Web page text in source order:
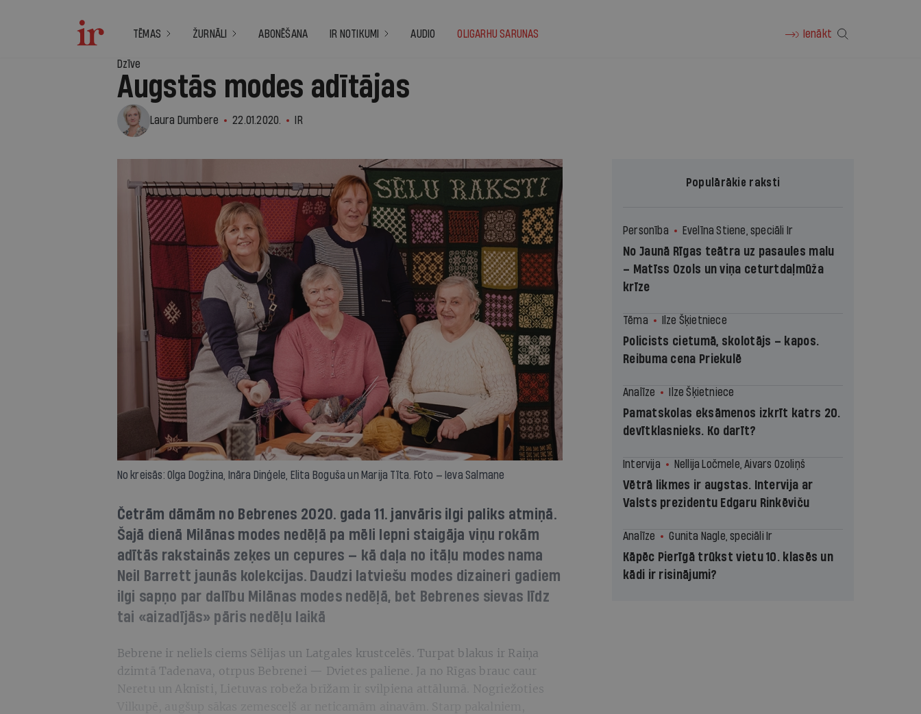
TĒMAS ŽURNĀLI ABONĒŠANA IR NOTIKUMI AUDIO OLIGARHU SARUNAS Ienākt
Dzīve
Augstās modes adītājas
Laura Dumbere 22.01.2020. IR
No kreisās: Olga Dogžina, Ināra Dinģele, Elita Boguša un Marija Tīta. Foto — Ieva Salmane
Četrām dāmām no Bebrenes 2020. gada 11. janvāris ilgi paliks atmiņā.
Šajā dienā Milānas modes nedēļā pa mēli lepni staigāja viņu rokām
adītās rakstainās zeķes un cepures — kā daļa no itāļu modes nama
Neil Barrett jaunās kolekcijas. Daudzi latviešu modes dizaineri gadiem
ilgi sapņo par dalību Milānas modes nedēļā, bet Bebrenes sievas līdz
tai «aizadījās» pāris nedēļu laikā
Bebrene ir neliels ciems Sēlijas un Latgales krustcelēs. Turpat blakus ir Raiņa
dzimtā Tadenava, otrpus Bebrenei — Dvietes paliene. Ja no Rīgas brauc caur
Neretu un Aknīsti, Lietuvas robeža brīžam ir svilpiena attālumā. Nogriežoties
Populārākie raksti
Personība Evelīna Stiene, speciāli Ir
No Jaunā Rīgas teātra uz pasaules malu
– Matīss Ozols un viņa ceturtdaļmūža
krīze
Tēma Ilze Šķietniece
Policists cietumā, skolotājs – kapos.
Reibuma cena Priekulē
Analīze Ilze Šķietniece
Pamatskolas eksāmenos izkrīt katrs 20.
devītklasnieks. Ko darīt?
Intervija Nellija Ločmele, Aivars Ozoliņš
Vētrā likmes ir augstas. Intervija ar
Valsts prezidentu Edgaru Rinkēviču
Analīze Gunita Nagle, speciāli Ir
Kāpēc Pierīgā trūkst vietu 10. klasēs un
kādi ir risinājumi?